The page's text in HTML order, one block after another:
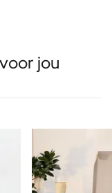
jou